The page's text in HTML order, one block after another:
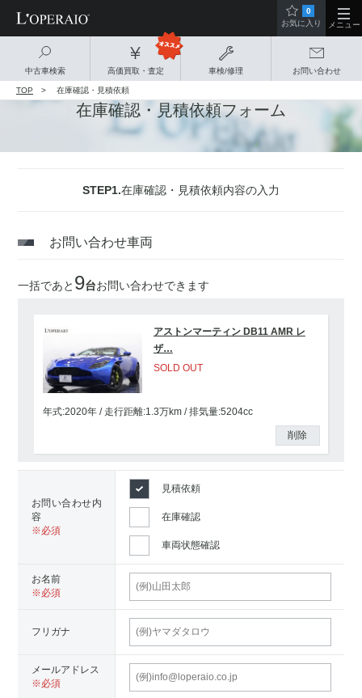
中古車検索 高価買取・査定 車検/修理 お問い合わせ
0
お気に入り
メニュー
TOP 在庫確認・見積依頼
在庫確認・見積依頼フォーム
STEP1.在庫確認・見積依頼内容の入力
お問い合わせ車両
一括であと 9台お問い合わせできます
アストンマーティン DB11 AMR レ
ザ…
SOLD OUT
年式:2020年 走行距離:1.3万km 排気量:5204cc
削除
お問い合わせ内
容
見積依頼
在庫確認
車両状態確認
お名前
フリガナ
メールアドレス